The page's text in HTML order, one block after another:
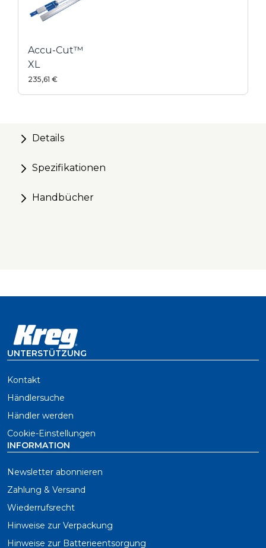
Funktioniert mit Kreissägen mit Links- und
Rechtsblättern sowie einigen Stichsägen und
Accu-Cut™
XL
235,61 €
Details
Spezifikationen
Handbücher
UNTERSTÜTZUNG
Kontakt
Händlersuche
Händler werden
Cookie-Einstellungen
INFORMATION
Newsletter abonnieren
Zahlung & Versand
Wiederrufsrecht
Hinweise zur Verpackung
Hinweise zur Batterieentsorgung